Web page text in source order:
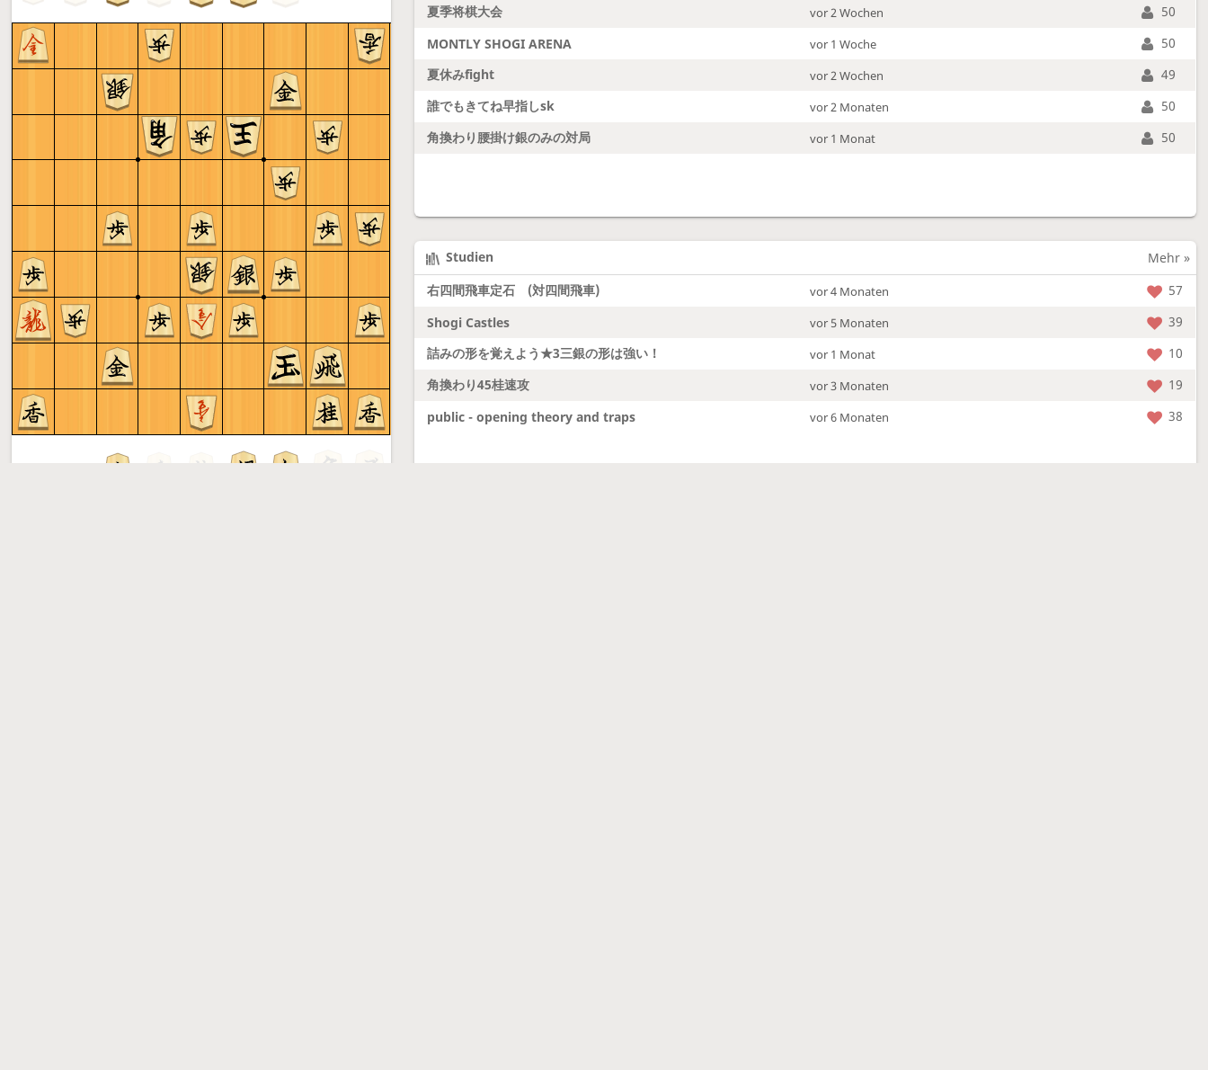
夏季将棋大会
vor 2 Wochen
50
MONTLY SHOGI ARENA
vor 1 Woche
50
夏休みfight
vor 2 Wochen
49
誰でもきてね早指しsk
vor 2 Monaten
50
角換わり腰掛け銀のみの対局
vor 1 Monat 50
Studien
Mehr »
右四間飛車定石 (対四間飛車)
vor 4 Monaten
57
Shogi Castles
vor 5 Monaten
39
詰みの形を覚えよう★3三銀の形は強い！
vor 1 Monat
10
角換わり45桂速攻
vor 3 Monaten
19
public - opening theory and traps
vor 6 Monaten 38